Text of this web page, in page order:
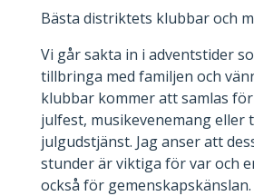
Bästa distriktets klubbar och
Vi går sakta in i adventstider
tillbringa med familjen och
klubbar kommer att samlas
julfest, musikevenemang eller
julgudstjänst. Jag anser att
stunder är viktiga för var och
också för gemenskapskänslan.